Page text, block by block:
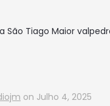
São Tiago Maior
on Julho 4, 2025